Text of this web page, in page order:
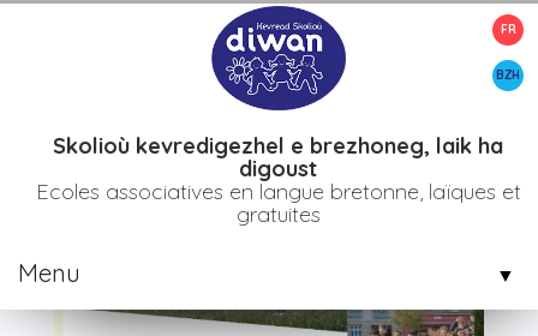
FR
BZH
Skolioù kevredigezhel e brezhoneg, laik ha
digoust
Ecoles associatives en langue bretonne, laïques et
gratuites
Menu ▼
Mot clef : dorioù digor